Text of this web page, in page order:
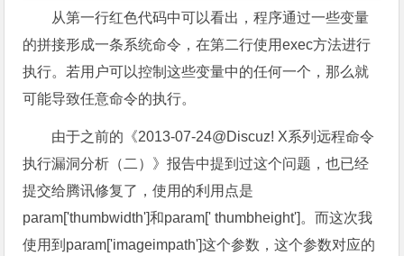
从第一行红色代码中可以看出，程序通过一些变量
的拼接形成一条系统命令，在第二行使用exec方法进行
执行。若用户可以控制这些变量中的任何一个，那么就
可能导致任意命令的执行。
由于之前的《2013-07-24@Discuz! X系列远程命令
执行漏洞分析（二）》报告中提到过这个问题，也已经
提交给腾讯修复了，使用的利用点是
param['thumbwidth']和param[' thumbheight']。而这次我
使用到param['imageimpath']这个参数，这个参数对应的